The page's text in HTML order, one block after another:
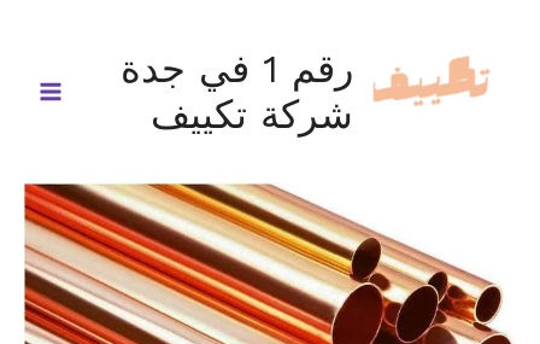
المحتوى
رقم 1 في جدة
شركة تكييف